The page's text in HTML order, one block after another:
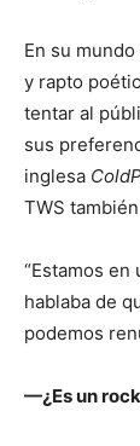
En su
y rapto
tentar al
sus
inglesa
TWS
“Estamos
hablaba de
podemos
—¿Es un